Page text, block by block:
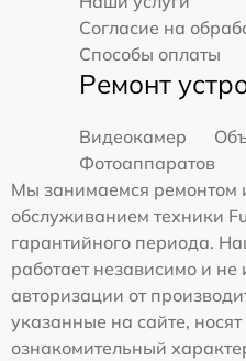
Согласие на
Способы оплаты
Ремонт
Видеокамер
Фотоаппаратов
Мы занимаемся ремонтом
обслуживанием техники
гарантийного периода.
работает независимо и
авторизации от
указанные на сайте,
ознакомительный